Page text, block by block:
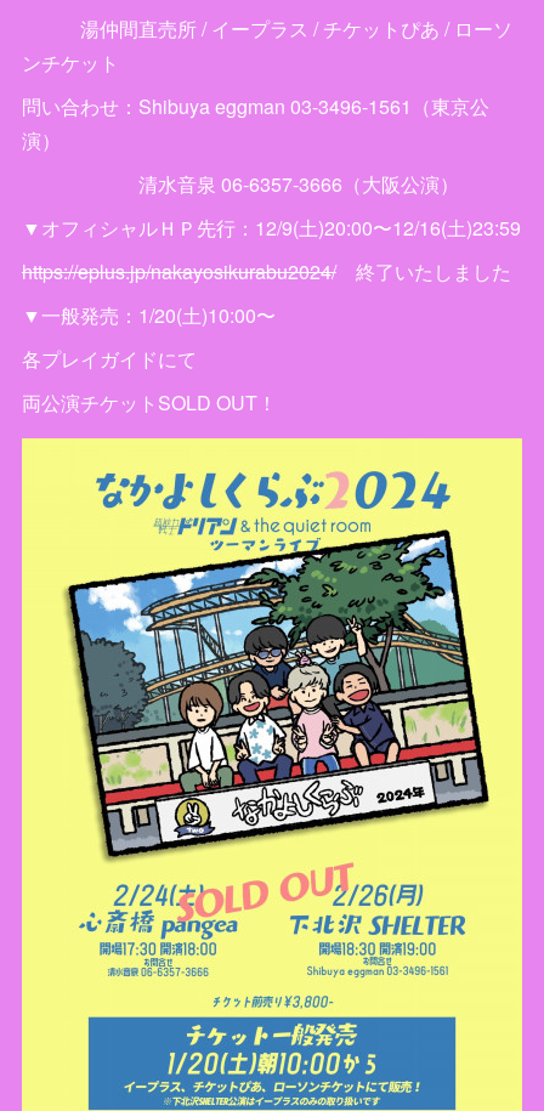
湯仲間直売所 / イープラス / チケットぴあ / ローソ
ンチケット
問い合わせ：Shibuya eggman 03-3496-1561（東京公
演）
清水音泉 06-6357-3666（大阪公演）
▼オフィシャルＨＰ先行：12/9(土)20:00〜12/16(土)23:59
https://eplus.jp/nakayosikurabu2024/終了いたしました
▼一般発売：1/20(土)10:00〜
各プレイガイドにて
両公演チケットSOLD OUT！